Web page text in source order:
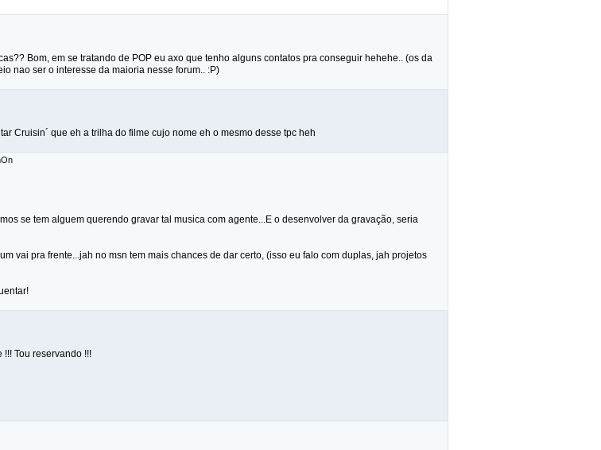
Bom, em se tratando de POP eu axo que tenho alguns contatos pra conseguir hehehe.. (os da
nao ser o interesse da maioria nesse forum.. :P)
Cruisin´ que eh a trilha do filme cujo nome eh o mesmo desse tpc heh
se tem alguem querendo gravar tal musica com agente...E o desenvolver da gravação, seria
vai pra frente...jah no msn tem mais chances de dar certo, (isso eu falo com duplas, jah projetos
!!! Tou reservando !!!